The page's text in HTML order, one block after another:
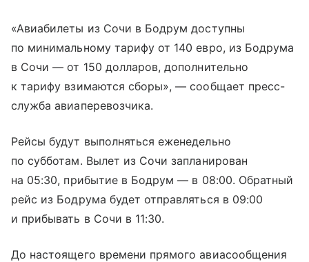
«Авиабилеты из Сочи в Бодрум доступны
по минимальному тарифу от 140 евро, из Бодрума
в Сочи — от 150 долларов, дополнительно
к тарифу взимаются сборы», — сообщает пресс-
служба авиаперевозчика.
Рейсы будут выполняться еженедельно
по субботам. Вылет из Сочи запланирован
на 05:30, прибытие в Бодрум — в 08:00. Обратный
рейс из Бодрума будет отправляться в 09:00
и прибывать в Сочи в 11:30.
До настоящего времени прямого авиасообщения